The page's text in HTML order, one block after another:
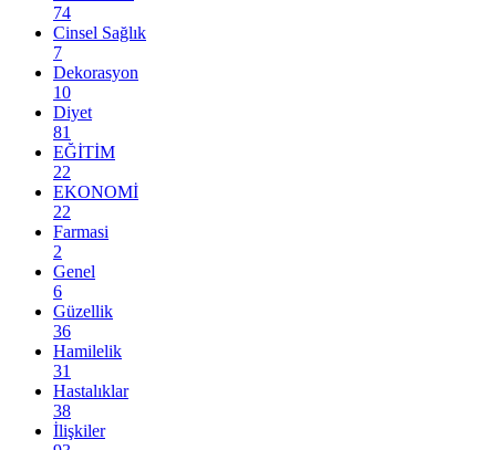
74
Cinsel Sağlık
7
Dekorasyon
10
Diyet
81
EĞİTİM
22
EKONOMİ
22
Farmasi
2
Genel
6
Güzellik
36
Hamilelik
31
Hastalıklar
38
İlişkiler